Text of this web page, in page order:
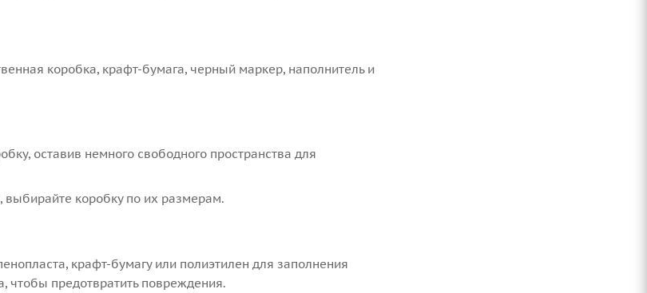
коробка, крафт-бумага, черный маркер, наполнитель и
оставив немного свободного пространства для
коробку по их размерам.
крафт-бумагу или полиэтилен для заполнения
чтобы предотвратить повреждения.